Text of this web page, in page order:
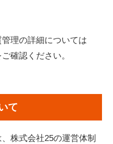
理の詳細については
ご確認ください。
て
株式会社25の運営体制